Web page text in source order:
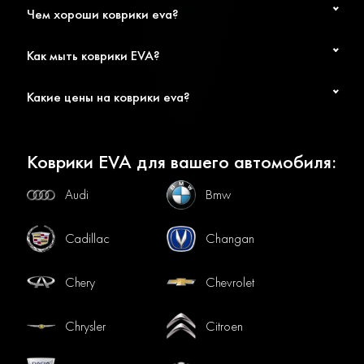
Чем хороши коврики eva?
Как мыть коврики EVA?
Какие цены на коврики eva?
Коврики EVA для вашего автомобиля:
Audi Bmw
Cadillac Changan
Chery Chevrolet
Chrysler Citroen